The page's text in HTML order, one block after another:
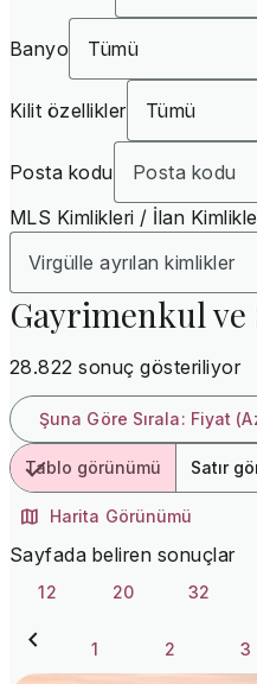
Banyo Tümü
Kilit özellikler Tümü
Posta kodu
MLS Kimlikleri / İlan
Gayrimenkul ve
28.822 sonuç gösteriliyor
Şuna Göre Sırala: Fiyat
Tablo görünümü Satır
Harita Görünümü
Sayfada beliren sonuçlar
12 20 32
1 2 3